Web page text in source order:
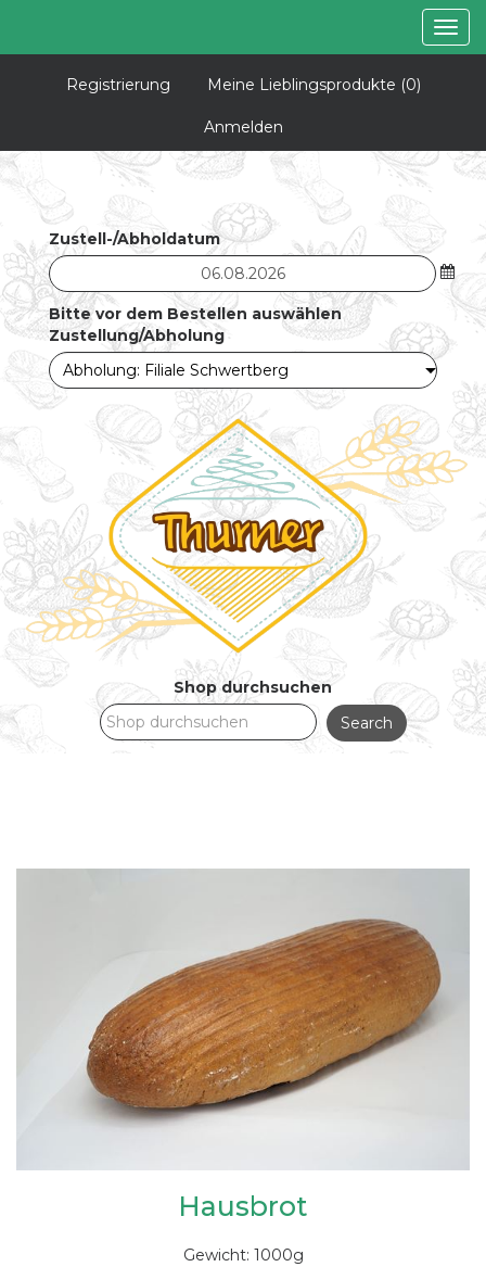
Registrierung Meine Lieblingsprodukte (0)
Anmelden
Zustell-/Abholdatum
Bitte vor dem Bestellen auswählen
Zustellung/Abholung
Shop durchsuchen
Hausbrot
Gewicht: 1000g